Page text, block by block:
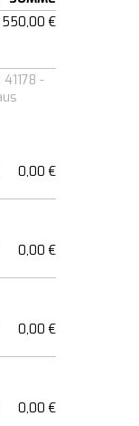
550,00 €
-
0,00 €
0,00 €
0,00 €
0,00 €